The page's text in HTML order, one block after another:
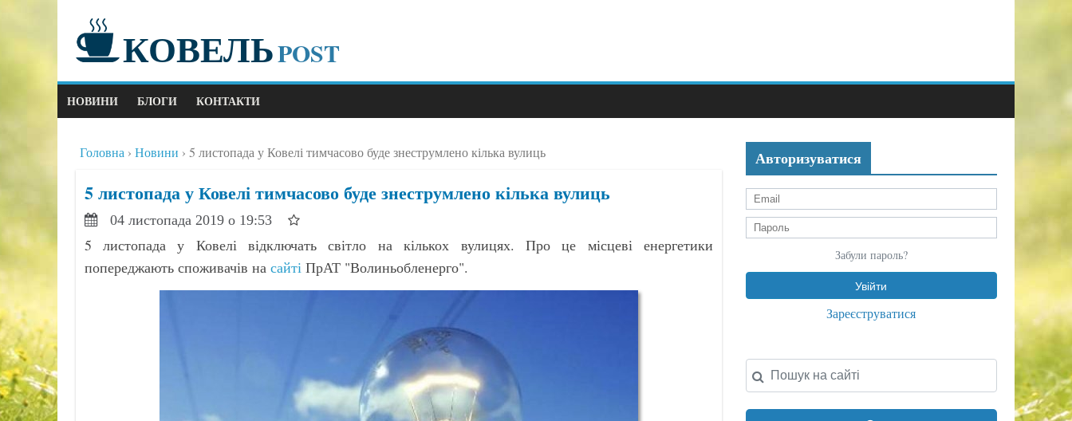
КОВЕЛЬPOST
НОВИНИ БЛОГИ КОНТАКТИ
Головна Новини 5 листопада у Ковелі тимчасово буде знеструмлено кілька вулиць
5 листопада у Ковелі тимчасово буде знеструмлено кілька вулиць
04 листопада 2019 о 19:53
5 листопада у Ковелі відключать світло на кількох вулицях. Про це місцеві енергетики
попереджають споживачів на сайтіПрАТ "Волиньобленерго".
Авторизуватися
Забули пароль?
Зареєструватися